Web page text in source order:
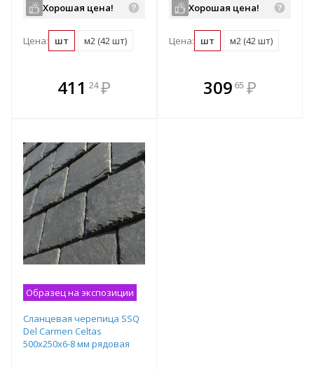
Хорошая цена!
Цена: шт м2 (42 шт)
411 24 ₽
В комплекте
всегда выгоднее!
Хорошая цена!
Цена: шт м2 (42 шт)
В комплекте
всегда выгоднее!
309 65 ₽
Образец на экспозиции
Сланцевая черепица SSQ
Del Carmen Celtas
500x250х6-8 мм рядовая